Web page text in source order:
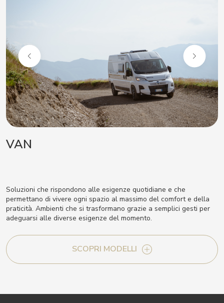
VAN
Soluzioni che rispondono alle esigenze quotidiane e che
permettano di vivere ogni spazio al massimo del comfort e della
praticità. Ambienti che si trasformano grazie a semplici gesti per
adeguarsi alle diverse esigenze del momento.
SCOPRI MODELLI